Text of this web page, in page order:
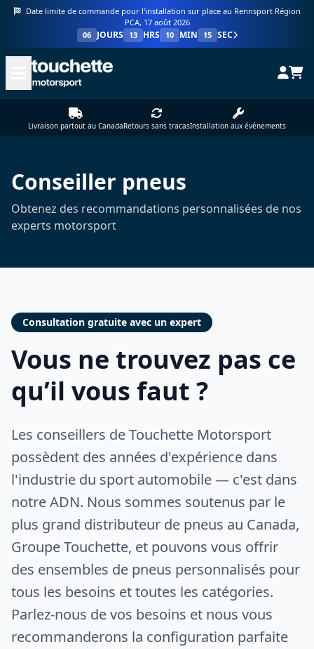
Date limite de commande pour l'installation sur place au Rennsport Région
PCA, 17 août 2026
06
JOURS 13 HRS 10 MIN 15 SEC
Livraison partout au CanadaRetours sans tracasInstallation aux événements
Conseiller pneus
Obtenez des recommandations personnalisées de nos
experts motorsport
Consultation gratuite avec un expert
Vous ne trouvez pas ce
qu’il vous faut ?
Les conseillers de Touchette Motorsport
possèdent des années d'expérience dans
l'industrie du sport automobile — c'est dans
notre ADN. Nous sommes soutenus par le
plus grand distributeur de pneus au Canada,
Groupe Touchette, et pouvons vous offrir
des ensembles de pneus personnalisés pour
tous les besoins et toutes les catégories.
Parlez-nous de vos besoins et nous vous
recommanderons la configuration parfaite